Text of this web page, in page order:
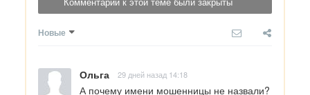
Новые
Ольга 29 дней назад 14:18
А почему имени мошенницы не назвали?